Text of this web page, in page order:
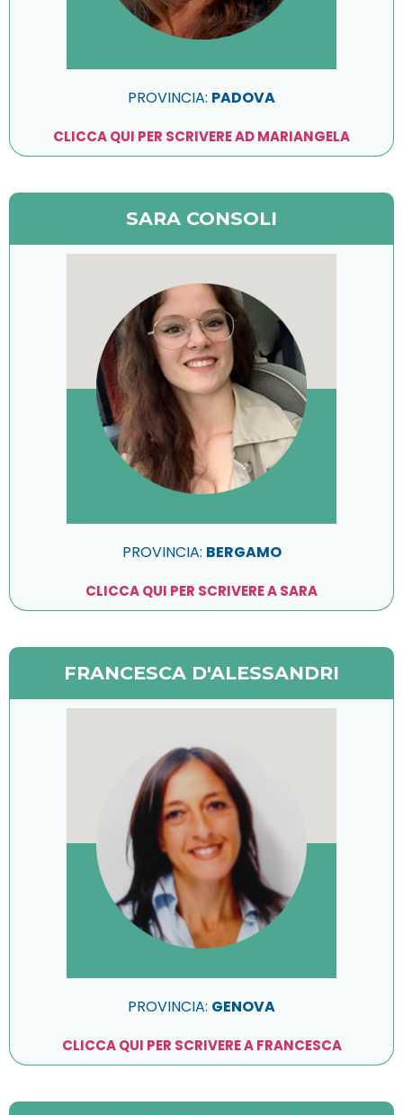
PROVINCIA: PADOVA
CLICCA QUI PER SCRIVERE AD MARIANGELA
SARA CONSOLI
PROVINCIA: BERGAMO
CLICCA QUI PER SCRIVERE A SARA
FRANCESCA D'ALESSANDRI
PROVINCIA: GENOVA
CLICCA QUI PER SCRIVERE A FRANCESCA